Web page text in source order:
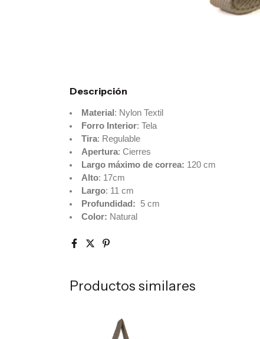
Descripción
Material: Nylon Textil
Forro Interior: Tela
Tira: Regulable
Apertura: Cierres
Largo máximo de correa: 120 cm
Alto: 17cm
Largo: 11 cm
Profundidad: 5 cm
Color: Natural
Productos similares